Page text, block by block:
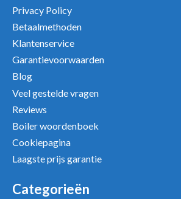
Privacy Policy
Betaalmethoden
Klantenservice
Garantievoorwaarden
Blog
Veel gestelde vragen
Reviews
Boiler woordenboek
Cookiepagina
Laagste prijs garantie
Categorieën